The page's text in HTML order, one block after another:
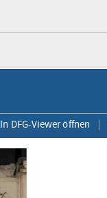
In DFG-Viewer öffnen